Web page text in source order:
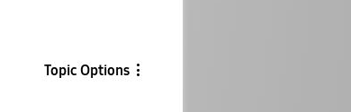
Topic Options